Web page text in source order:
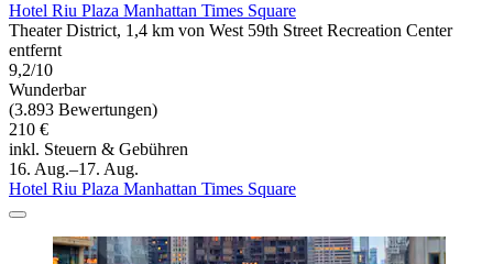
Hotel Riu Plaza Manhattan Times Square
Theater District, 1,4 km von West 59th Street Recreation Center
entfernt
9,2/10
Wunderbar
(3.893 Bewertungen)
210 €
inkl. Steuern & Gebühren
16. Aug.–17. Aug.
Hotel Riu Plaza Manhattan Times Square